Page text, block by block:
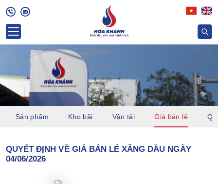
Sản phẩm Kho bãi Vận tải Giá bán lẻ
QUYẾT ĐỊNH VỀ GIÁ BÁN LẺ XĂNG DẦU NGÀY
04/06/2026